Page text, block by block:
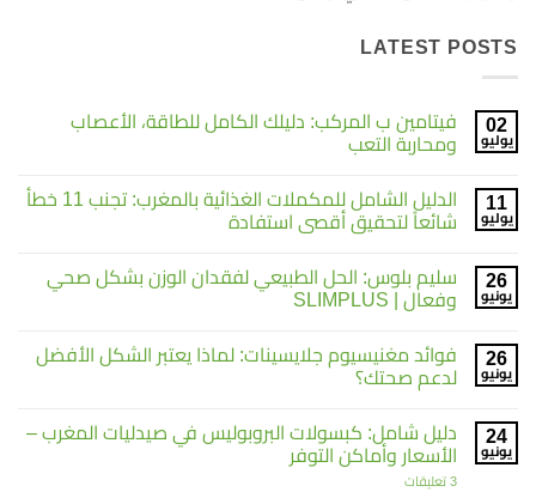
LATEST POSTS
02
يوليو
فيتامين ب المركب: دليلك الكامل للطاقة، الأعصاب
ومحاربة التعب
تعليقات
على
فيتامين
دليلك
الكامل
للطاقة،
التعب
11
يوليو
الدليل الشامل للمكملات الغذائية بالمغرب: تجنب 11 خطأ
شائعاً لتحقيق أقصى استفادة
تعليقات
على
الدليل
الغذائية
بالمغرب:
تجنب
شائعاً
لتحقيق
أقصى
استفادة
26
يونيو
سليم بلوس: الحل الطبيعي لفقدان الوزن بشكل صحي
وفعال | SLIMPLUS
تعليقات
على
سليم
الطبيعي
لفقدان
الوزن
بشكل
صحي
26
يونيو
فوائد مغنيسيوم جلايسينات: لماذا يعتبر الشكل الأفضل
لدعم صحتك؟
تعليقات
على
فوائد
مغنيسيوم
جلايسينات:
24
يونيو
دليل شامل: كبسولات البروبوليس في صيدليات المغرب –
الأسعار وأماكن التوفر
3 تعليقات
على